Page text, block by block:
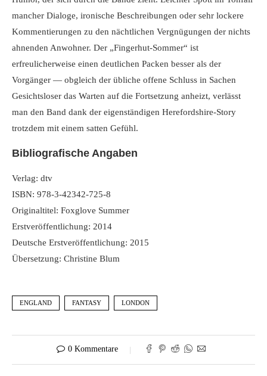
mancher Dialoge, ironische Beschreibungen oder sehr lockere
Kommentierungen zu den nächtlichen Vergnügungen der nichts
ahnenden Anwohner. Der „Fingerhut-Sommer“ ist
erfreulicherweise einen deutlichen Packen besser als der
Vorgänger — obgleich der übliche offene Schluss in Sachen
Gesichtsloser das Warten auf die Fortsetzung anheizt, verlässt
man den Band dank der eigenständigen Herefordshire-Story
trotzdem mit einem satten Gefühl.
Bibliografische Angaben
Verlag: dtv
ISBN: 978-3-42342-725-8
Originaltitel: Foxglove Summer
Erstveröffentlichung: 2014
Deutsche Erstveröffentlichung: 2015
Übersetzung: Christine Blum
ENGLAND FANTASY LONDON
0 Kommentare